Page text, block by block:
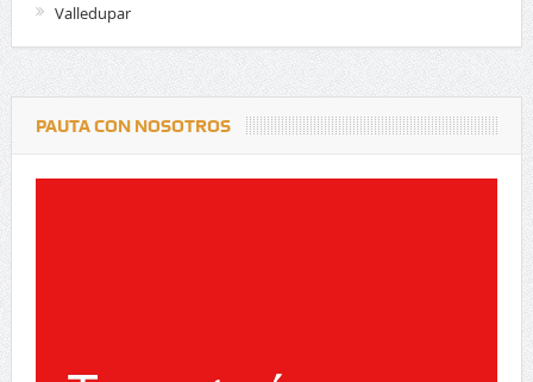
Valledupar
PAUTA CON NOSOTROS